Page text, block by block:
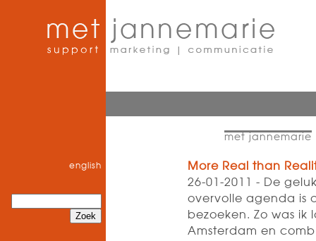
english
met jannemarie
More Real than
26-01-2011 - De
overvolle agenda is
bezoeken. Zo was ik
Amsterdam en